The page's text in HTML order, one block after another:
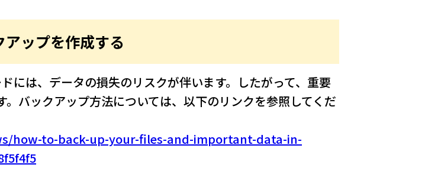
アップを作成する
は、データの損失のリスクが伴います。したがって、重要
バックアップ方法については、以下のリンクを参照してくだ
how-to-back-up-your-files-and-important-data-in-